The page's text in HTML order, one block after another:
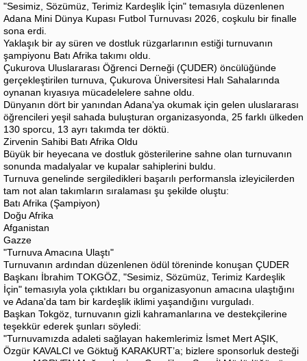
"Sesimiz, Sözümüz, Terimiz Kardeşlik İçin" temasıyla düzenlenen
Adana Mini Dünya Kupası Futbol Turnuvası 2026, coşkulu bir finalle
sona erdi.
Yaklaşık bir ay süren ve dostluk rüzgarlarının estiği turnuvanın
şampiyonu Batı Afrika takımı oldu.
Çukurova Uluslararası Öğrenci Derneği (ÇUDER) öncülüğünde
gerçekleştirilen turnuva, Çukurova Üniversitesi Halı Sahalarında
oynanan kıyasıya mücadelelere sahne oldu.
Dünyanın dört bir yanından Adana'ya okumak için gelen uluslararası
öğrencileri yeşil sahada buluşturan organizasyonda, 25 farklı ülkeden
130 sporcu, 13 ayrı takımda ter döktü.
​Zirvenin Sahibi Batı Afrika Oldu
​Büyük bir heyecana ve dostluk gösterilerine sahne olan turnuvanın
sonunda madalyalar ve kupalar sahiplerini buldu.
Turnuva genelinde sergiledikleri başarılı performansla izleyicilerden
tam not alan takımların sıralaması şu şekilde oluştu:
​Batı Afrika (Şampiyon)
​Doğu Afrika
​Afganistan
​Gazze
​"Turnuva Amacına Ulaştı"
​Turnuvanın ardından düzenlenen ödül töreninde konuşan ÇUDER
Başkanı İbrahim TOKGÖZ, "Sesimiz, Sözümüz, Terimiz Kardeşlik
İçin" temasıyla yola çıktıkları bu organizasyonun amacına ulaştığını
ve Adana'da tam bir kardeşlik iklimi yaşandığını vurguladı.
​Başkan Tokgöz, turnuvanın gizli kahramanlarına ve destekçilerine
teşekkür ederek şunları söyledi:
​"Turnuvamızda adaleti sağlayan hakemlerimiz İsmet Mert AŞIK,
Özgür KAVALCI ve Göktuğ KARAKURT’a; bizlere sponsorluk desteği